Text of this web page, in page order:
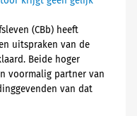
(CBb) heeft
uitspraken van de
Beide hoger
voormalig partner van
van dat